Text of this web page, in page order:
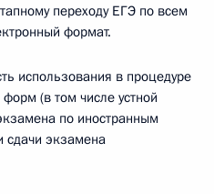
переходу ЕГЭ по всем
формат.
использования в процедуре
(в том числе устной
по иностранным
сдачи экзамена